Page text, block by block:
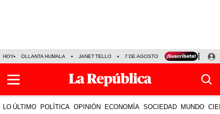
HOY OLLANTA HUMALA JANET TELLO 7 DE AGOSTO TINKA RESULTADOS
LO ÚLTIMO POLÍTICA OPINIÓN ECONOMÍA SOCIEDAD MUNDO